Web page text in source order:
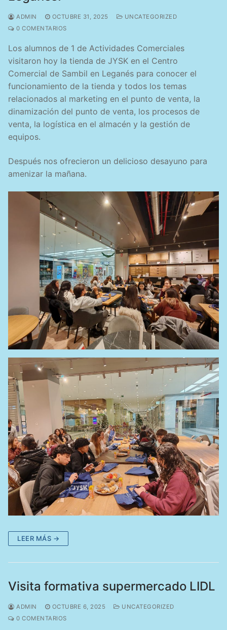
ADMIN OCTUBRE 31, 2025
UNCATEGORIZED
0 COMENTARIOS
Los alumnos de 1 de Actividades Comerciales
visitaron hoy la tienda de JYSK en el Centro
Comercial de Sambil en Leganés para conocer el
funcionamiento de la tienda y todos los temas
relacionados al marketing en el punto de venta, la
dinamización del punto de venta, los procesos de
venta, la logística en el almacén y la gestión de
equipos.
Después nos ofrecieron un delicioso desayuno para
amenizar la mañana.
LEER MÁS →
Visita formativa supermercado LIDL
ADMIN OCTUBRE 6, 2025
UNCATEGORIZED
0 COMENTARIOS